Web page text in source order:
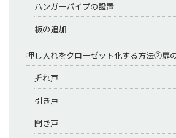
ハンガーパイプの設置
板の追加
押し入れをクローゼット化する方法②扉
折れ戸
引き戸
開き戸